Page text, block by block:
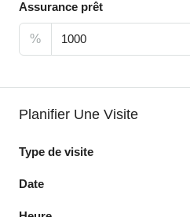
Assurance prêt
%
Planifier Une Visite
Type de visite
Date